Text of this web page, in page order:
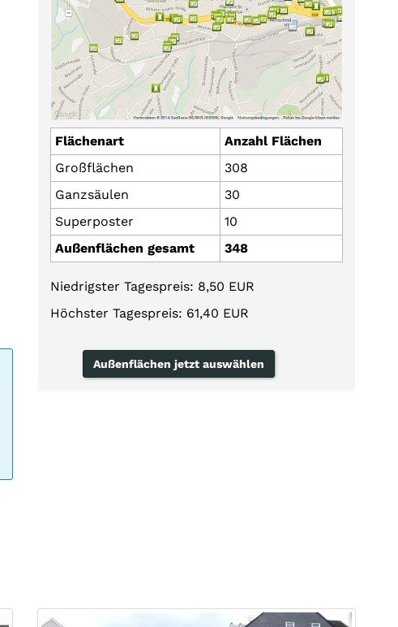
Flächenart
Anzahl Flächen
Großflächen
308
Ganzsäulen
30
Superposter
10
Außenflächen gesamt
348
Niedrigster Tagespreis: 8,50 EUR
Höchster Tagespreis: 61,40 EUR
Außenflächen jetzt auswählen